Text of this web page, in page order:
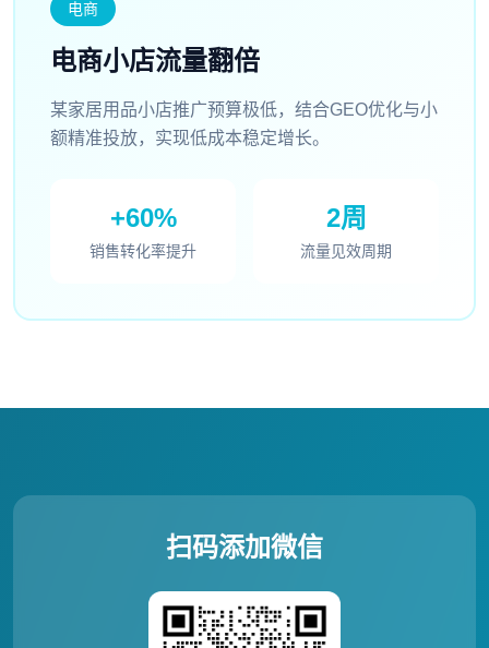
电商
电商小店流量翻倍
某家居用品小店推广预算极低，结合GEO优化与小
额精准投放，实现低成本稳定增长。
+60%
销售转化率提升
2周
流量见效周期
扫码添加微信